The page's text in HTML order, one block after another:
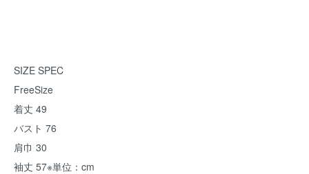
SIZE SPEC
FreeSize
着丈 49
バスト 76
肩巾 30
袖丈 57※単位：cm